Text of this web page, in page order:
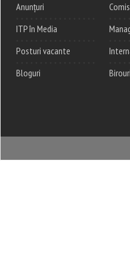
Anunțuri
ITP în Media
Posturi vacante
Bloguri